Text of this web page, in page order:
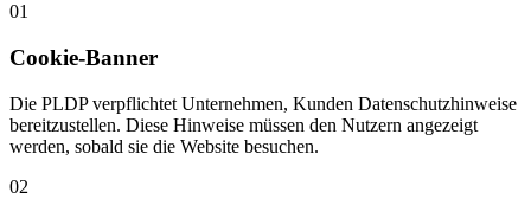
01
Cookie-Banner
Die PLDP verpflichtet Unternehmen, Kunden Datenschutzhinweise
bereitzustellen. Diese Hinweise müssen den Nutzern angezeigt
werden, sobald sie die Website besuchen.
02